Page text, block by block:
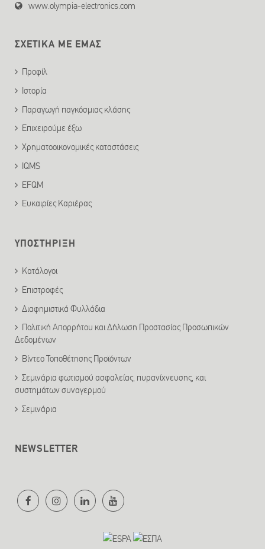
www.olympia-electronics.com
ΣΧΕΤΙΚΑ ΜΕ ΕΜΑΣ
Προφίλ
Ιστορία
Παραγωγή παγκόσμιας κλάσης
Επιχειρούμε έξω
Χρηματοοικονομικές καταστάσεις
IQMS
EFQM
Ευκαιρίες Καριέρας
ΥΠΟΣΤΗΡΙΞΗ
Κατάλογοι
Επιστροφές
Διαφημιστικά Φυλλάδια
Πολιτική Απορρήτου και Δήλωση Προστασίας Προσωπικών
Δεδομένων
Βίντεο Τοποθέτησης Προϊόντων
Σεμινάρια φωτισμού ασφαλείας, πυρανίχνευσης, και
συστημάτων συναγερμού
Σεμινάρια
NEWSLETTER